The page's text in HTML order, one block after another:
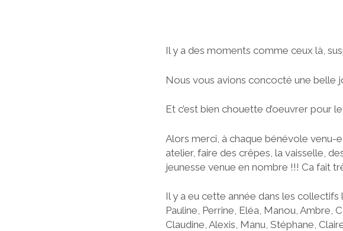
Il y a des moments comme ceux là,
Nous vous avions concocté une belle
Et c’est bien chouette d’oeuvrer pour
Alors merci, à chaque bénévole venu-
atelier, faire des crêpes, la vaisselle,
jeunesse venue en nombre !!! Ca fait
Il y a eu cette année dans les
Pauline, Perrine, Eléa, Manou, Ambre,
Claudine, Alexis, Manu, Stéphane,